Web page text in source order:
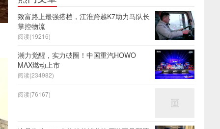
致富路上最强搭档，江淮跨越K7助力马队长
掌控物流
阅读(19216)
潮力觉醒，实力破圈！中国重汽HOWO
MAX燃动上市
阅读(234982)
阅读(76167)